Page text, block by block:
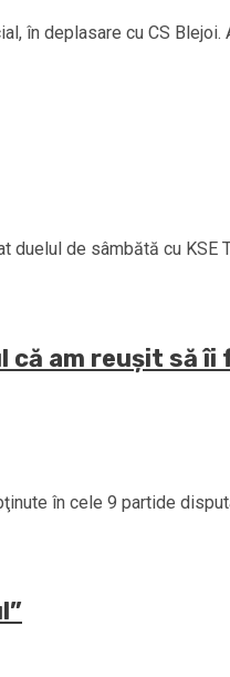
în deplasare cu CS Blejoi.
de sâmbătă cu KSE
că am reuşit
în cele 9 partide